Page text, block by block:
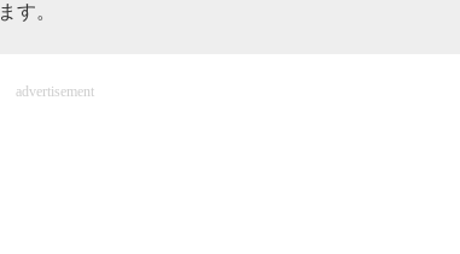
す。
advertisement